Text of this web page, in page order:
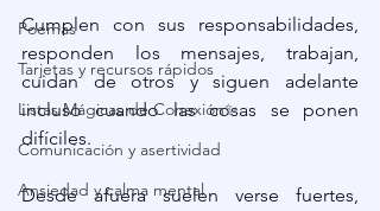
Poemas
Tarjetas y recursos rápidos
Listas Mágicas de Conexión✨
Comunicación y asertividad
Ansiedad y calma mental
Cumplen con sus responsabilidades,
responden los mensajes, trabajan,
cuidan de otros y siguen adelante
incluso cuando las cosas se ponen
difíciles.
Desde afuera suelen verse fuertes,